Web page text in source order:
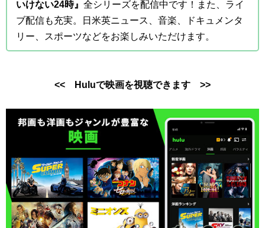
いけない24時』 全シリーズを配信中です！また、ライ
ブ配信も充実。日米英ニュース、音楽、ドキュメンタ
リー、スポーツなどをお楽しみいただけます。
<< Huluで映画を視聴できます >>